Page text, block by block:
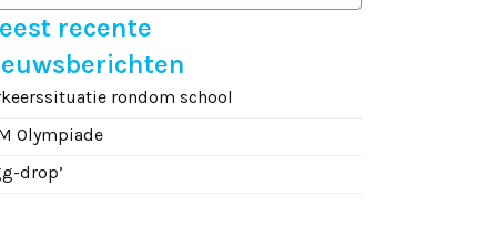
recente
rondom school
Olympiade
drop’